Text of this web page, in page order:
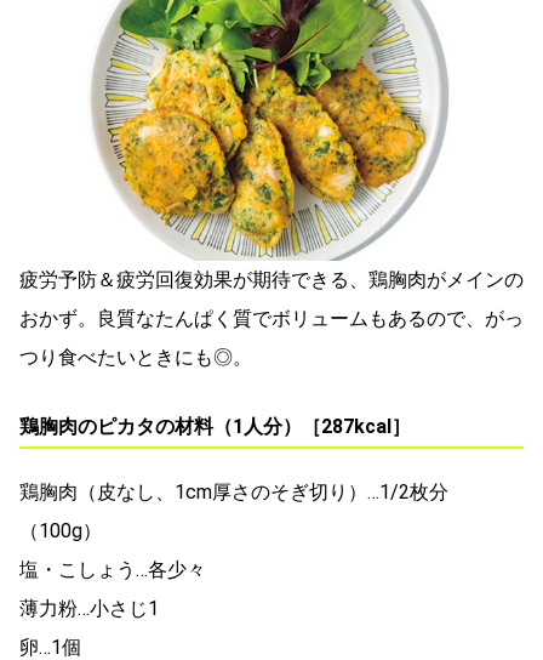
疲労予防＆疲労回復効果が期待できる、鶏胸肉がメインの
おかず。良質なたんぱく質でボリュームもあるので、がっ
つり食べたいときにも◎。
鶏胸肉のピカタの材料（1人分）［287kcal］
鶏胸肉（皮なし、1cm厚さのそぎ切り）…1/2枚分
（100g）
塩・こしょう…各少々
薄力粉…小さじ1
卵…1個